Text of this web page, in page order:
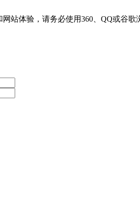
站体验，请务必使用360、QQ或谷歌